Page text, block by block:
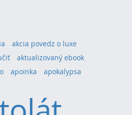
akcia povedz o luxe
aktualizovaný ebook
apoinka
apokalypsa